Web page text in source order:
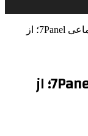
خدمات شبکه‌های اجتماعی 7Panel؛ از
خدمات شبکه‌های اجتماعی 7Panel؛ از